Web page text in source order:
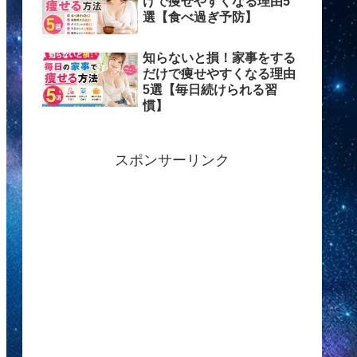
選【食べ過ぎ予防】
知らないと損！家事をする
だけで痩せやすくなる理由
5選【毎日続けられる習
慣】
スポンサーリンク